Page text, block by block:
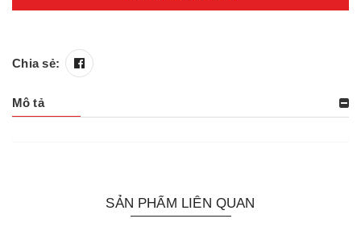
Chia sẻ:
Mô tả
SẢN PHẨM LIÊN QUAN